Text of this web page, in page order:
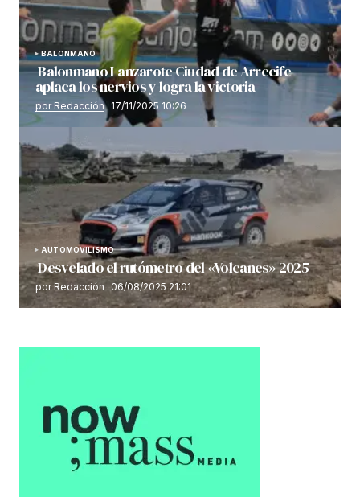
BALONMANO
Balonmano Lanzarote Ciudad de Arrecife
aplaca los nervios y logra la victoria
por Redacción 17/11/2025 10:26
AUTOMOVILISMO
Desvelado el rutómetro del «Volcanes» 2025
por Redacción 06/08/2025 21:01